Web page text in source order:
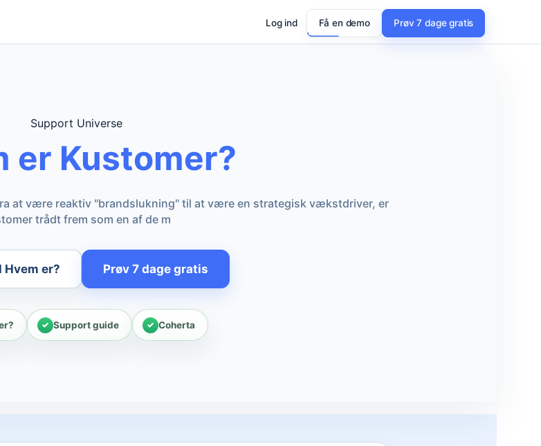
Log ind Få en demo Prøv 7 dage gratis
Support Universe
er Kustomer?
at være reaktiv "brandslukning" til at være en strategisk vækstdriver, er
trådt frem som en af de m
er? Prøv 7 dage gratis
Support guide Coherta